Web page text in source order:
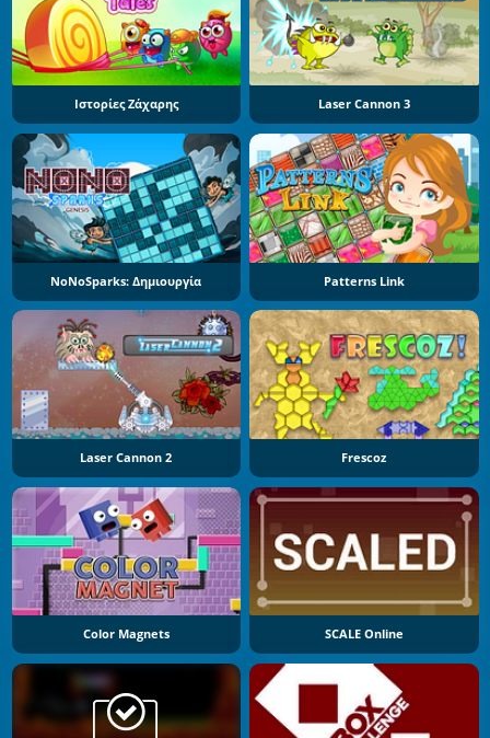
Ιστορίες Ζάχαρης Laser Cannon 3
NoNoSparks: Δημιουργία Patterns Link
Laser Cannon 2 Frescoz
Color Magnets SCALE Online